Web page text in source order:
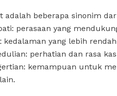
adalah beberapa sinonim
perasaan yang
kedalaman yang lebih
perhatian dan rasa
kemampuan untuk